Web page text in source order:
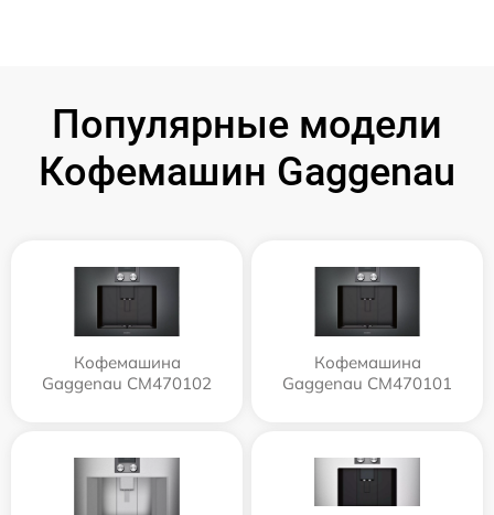
Популярные модели
Кофемашин Gaggenau
Кофемашина
Gaggenau CM470102
Кофемашина
Gaggenau CM470101